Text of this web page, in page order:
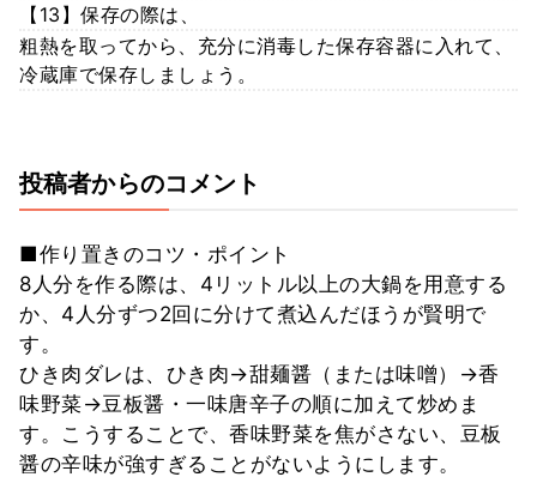
【13】保存の際は、
粗熱を取ってから、充分に消毒した保存容器に入れて、
冷蔵庫で保存しましょう。
投稿者からのコメント
■作り置きのコツ・ポイント
8人分を作る際は、4リットル以上の大鍋を用意する
か、4人分ずつ2回に分けて煮込んだほうが賢明で
す。
ひき肉ダレは、ひき肉→甜麺醤（または味噌）→香
味野菜→豆板醤・一味唐辛子の順に加えて炒めま
す。こうすることで、香味野菜を焦がさない、豆板
醤の辛味が強すぎることがないようにします。